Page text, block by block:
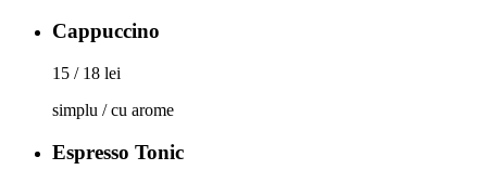
Cappuccino
15 / 18 lei
simplu / cu arome
Espresso Tonic